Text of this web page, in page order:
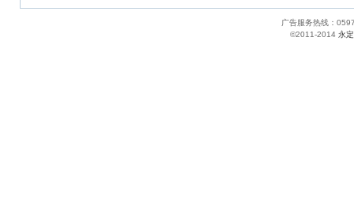
广告服务热线：
©2011-2014 永